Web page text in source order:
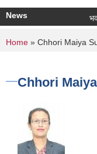
News
You are
Home » Chhori Maiya
Chhori